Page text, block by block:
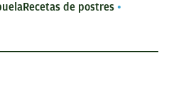
Recetas de postres